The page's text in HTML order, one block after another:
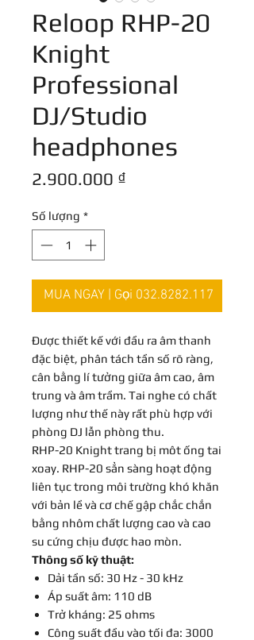
Reloop RHP-20
Knight
Professional
DJ/Studio
headphones
2.900.000 ₫
Số lượng *
MUA NGAY | Gọi 032.8282.117
Được thiết kế với đầu ra âm thanh
đặc biệt, phân tách tần số rõ ràng,
cân bằng lí tưởng giữa âm cao, âm
trung và âm trầm. Tai nghe có chất
lượng như thế này rất phù hợp với
phòng DJ lẫn phòng thu.
RHP-20 Knight trang bị môt ống tai
xoay. RHP-20 sẳn sàng hoạt động
liên tục trong môi trường khó khăn
với bản lề và cơ chế gập chắc chắn
bằng nhôm chất lượng cao và cao
su cứng chịu được hao mòn.
Thông số kỹ thuật:
Dải tần số: 30 Hz - 30 kHz
Áp suất âm: 110 dB
Trở kháng: 25 ohms
Công suất đầu vào tối đa: 3000